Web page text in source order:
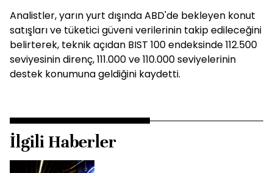
Analistler, yarın yurt dışında ABD'de bekleyen konut
satışları ve tüketici güveni verilerinin takip edileceğini
belirterek, teknik açıdan BIST 100 endeksinde 112.500
seviyesinin direnç, 111.000 ve 110.000 seviyelerinin
destek konumuna geldiğini kaydetti.
İlgili Haberler